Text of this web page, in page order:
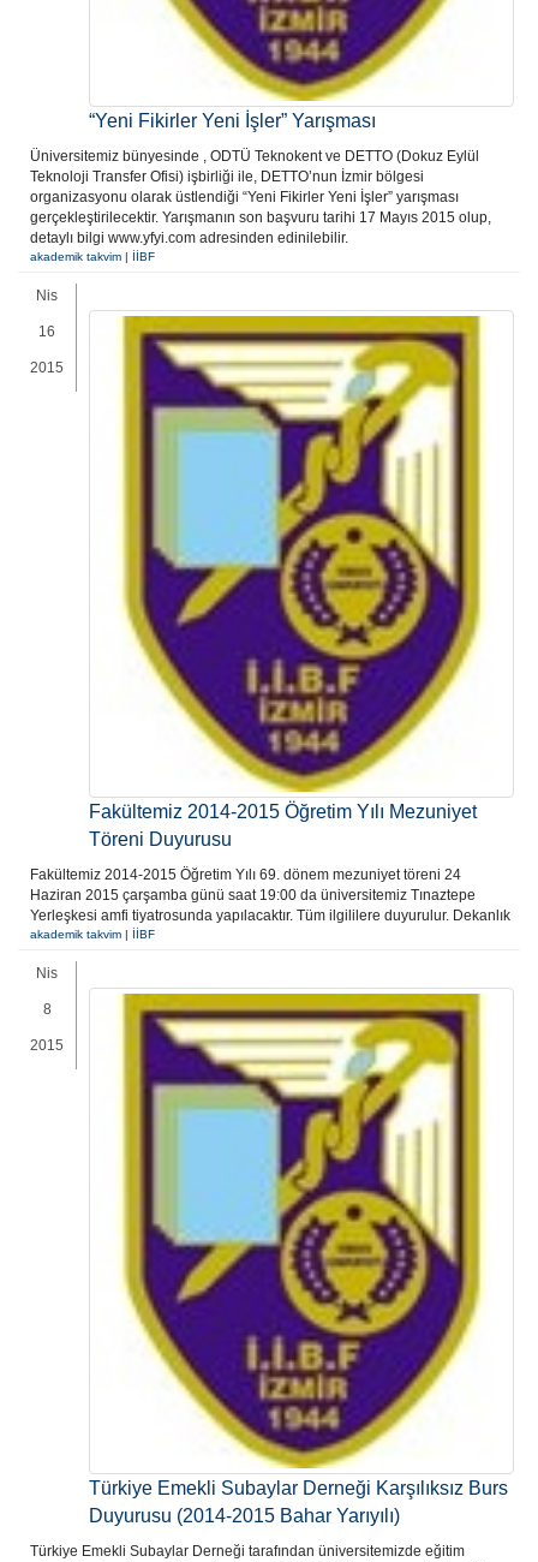
“Yeni Fikirler Yeni İşler” Yarışması
Üniversitemiz bünyesinde , ODTÜ Teknokent ve DETTO (Dokuz Eylül
Teknoloji Transfer Ofisi) işbirliği ile, DETTO’nun İzmir bölgesi
organizasyonu olarak üstlendiği “Yeni Fikirler Yeni İşler” yarışması
gerçekleştirilecektir. Yarışmanın son başvuru tarihi 17 Mayıs 2015 olup,
detaylı bilgi www.yfyi.com adresinden edinilebilir.
akademik takvim | İİBF
Nis
16
2015
Fakültemiz 2014-2015 Öğretim Yılı Mezuniyet
Töreni Duyurusu
Fakültemiz 2014-2015 Öğretim Yılı 69. dönem mezuniyet töreni 24
Haziran 2015 çarşamba günü saat 19:00 da üniversitemiz Tınaztepe
Yerleşkesi amfi tiyatrosunda yapılacaktır. Tüm ilgililere duyurulur. Dekanlık
akademik takvim | İİBF
Nis
8
2015
Türkiye Emekli Subaylar Derneği Karşılıksız Burs
Duyurusu (2014-2015 Bahar Yarıyılı)
Türkiye Emekli Subaylar Derneği tarafından üniversitemizde eğitim